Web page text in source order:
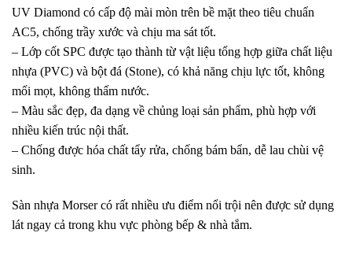
UV Diamond có cấp độ mài mòn trên bề mặt theo tiêu chuẩn
AC5, chống trầy xước và chịu ma sát tốt.
– Lớp cốt SPC được tạo thành từ vật liệu tổng hợp giữa chất liệu
nhựa (PVC) và bột đá (Stone), có khả năng chịu lực tốt, không
mối mọt, không thấm nước.
– Màu sắc đẹp, đa dạng về chủng loại sản phẩm, phù hợp với
nhiều kiến trúc nội thất.
– Chống được hóa chất tẩy rửa, chống bám bẩn, dễ lau chùi vệ
sinh.
Sàn nhựa Morser có rất nhiều ưu điểm nổi trội nên được sử dụng
lát ngay cả trong khu vực phòng bếp & nhà tắm.